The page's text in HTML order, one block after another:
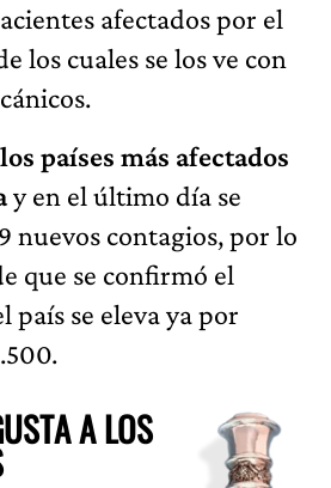
afectados por el
los cuales se los ve con
países más afectados
y en el último día se
nuevos contagios, por lo
que se confirmó el
país se eleva ya por
A LOS